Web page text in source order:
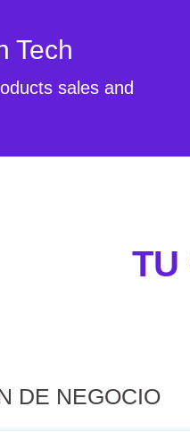
Tech
sales and
TU
DE NEGOCIO